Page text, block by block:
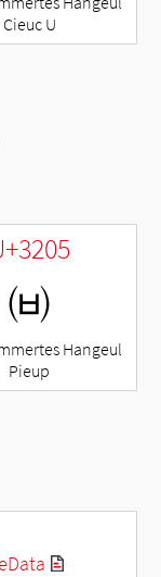
Cieuc U
㈅
Hangeul
Pieup